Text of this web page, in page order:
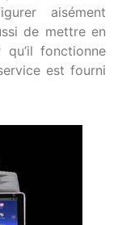
aisément
de mettre en
fonctionne
est fourni